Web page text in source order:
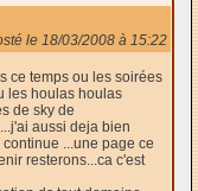
le 18/03/2008 à 15:22
ce temps ou les soirées
les houlas houlas
de sky de
aussi deja bien
...une page ce
resterons...ca c'est